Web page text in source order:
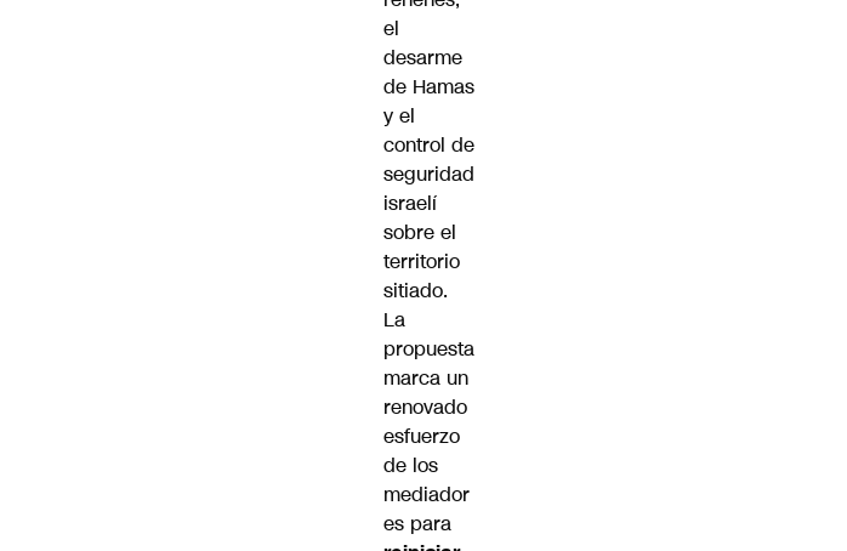
el
desarme
de Hamas
y el
control de
seguridad
israelí
sobre el
territorio
sitiado.
La
propuesta
marca un
renovado
esfuerzo
de los
mediador
es para